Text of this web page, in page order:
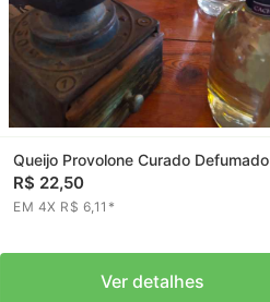
Queijo Provolone Curado Defumado
R$ 22,50
EM 4X R$ 6,11*
Ver detalhes